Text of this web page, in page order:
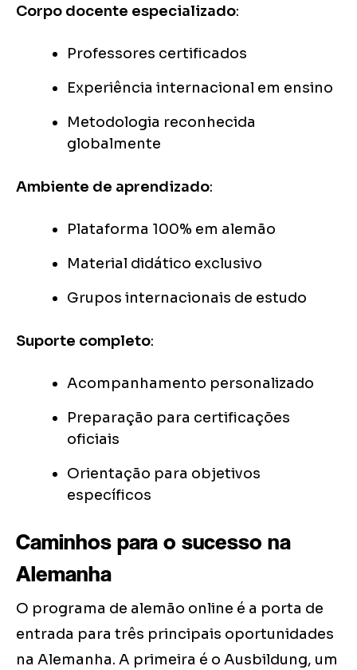
Corpo docente especializado:
Professores certificados
Experiência internacional em ensino
Metodologia reconhecida
globalmente
Ambiente de aprendizado:
Plataforma 100% em alemão
Material didático exclusivo
Grupos internacionais de estudo
Suporte completo:
Acompanhamento personalizado
Preparação para certificações
oficiais
Orientação para objetivos
específicos
Caminhos para o sucesso na
Alemanha
O programa de alemão online é a porta de
entrada para três principais oportunidades
na Alemanha. A primeira é o Ausbildung, um